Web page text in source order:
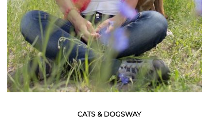
CATS & DOGSWAY